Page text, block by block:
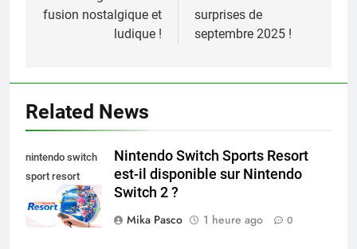
fusion nostalgique et
ludique !
surprises de
septembre 2025 !
Related News
nintendo switch
sport resort
nintendo switch
Nintendo Switch Sports Resort
est-il disponible sur Nintendo
Switch 2 ?
Mika Pasco
1 heure ago 0